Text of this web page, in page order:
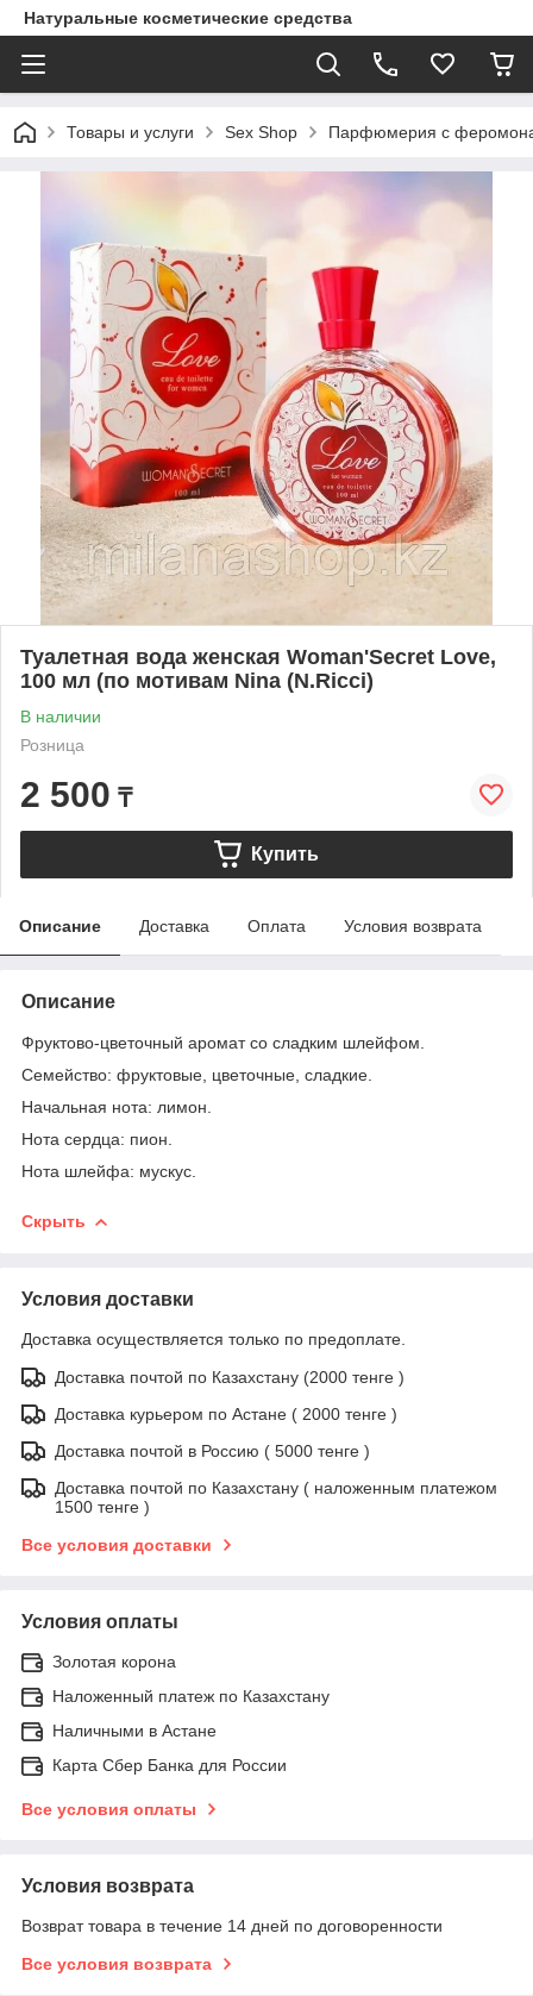
Натуральные косметические средства
Товары и услуги Sex Shop Парфюмерия с
Туалетная вода женская Woman'Secret Love,
100 мл (по мотивам Nina (N.Ricci)
В наличии
Розница
2 500 ₸
Купить
Описание Доставка Оплата Условия возврата
Описание
Фруктово-цветочный аромат со сладким шлейфом.
Семейство: фруктовые, цветочные, сладкие.
Начальная нота: лимон.
Нота сердца: пион.
Нота шлейфа: мускус.
Скрыть
Условия доставки
Доставка осуществляется только по предоплате.
Доставка почтой по Казахстану (2000 тенге )
Доставка курьером по Астане ( 2000 тенге )
Доставка почтой в Россию ( 5000 тенге )
Доставка почтой по Казахстану ( наложенным платежом
1500 тенге )
Все условия доставки
Условия оплаты
Золотая корона
Наложенный платеж по Казахстану
Наличными в Астане
Карта Сбер Банка для России
Все условия оплаты
Условия возврата
Возврат товара в течение 14 дней по договоренности
Все условия возврата